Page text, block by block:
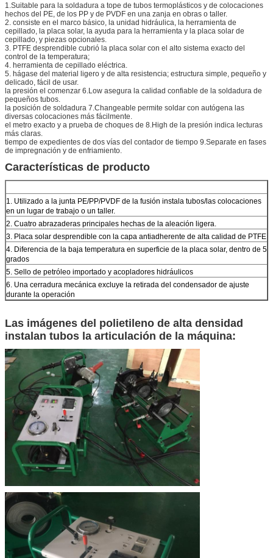
1.Suitable para la soldadura a tope de tubos termoplásticos y de colocaciones
hechos del PE, de los PP y de PVDF en una zanja en obras o taller.
2. consiste en el marco básico, la unidad hidráulica, la herramienta de
cepillado, la placa solar, la ayuda para la herramienta y la placa solar de
cepillado, y piezas opcionales.
3. PTFE desprendible cubrió la placa solar con el alto sistema exacto del
control de la temperatura;
4. herramienta de cepillado eléctrica.
5. hágase del material ligero y de alta resistencia; estructura simple, pequeño y
delicado, fácil de usar.
la presión el comenzar 6.Low asegura la calidad confiable de la soldadura de
pequeños tubos.
la posición de soldadura 7.Changeable permite soldar con autógena las
diversas colocaciones más fácilmente.
el metro exacto y a prueba de choques de 8.High de la presión indica lecturas
más claras.
tiempo de expedientes de dos vías del contador de tiempo 9.Separate en fases
de impregnación y de enfriamiento.
Características de producto
1. Utilizado a la junta PE/PP/PVDF de la fusión instala tubos/las colocaciones
en un lugar de trabajo o un taller.
2. Cuatro abrazaderas principales hechas de la aleación ligera.
3. Placa solar desprendible con la capa antiadherente de alta calidad de PTFE
4. Diferencia de la baja temperatura en superficie de la placa solar, dentro de 5
grados
5. Sello de petróleo importado y acopladores hidráulicos
6. Una cerradura mecánica excluye la retirada del condensador de ajuste
durante la operación
Las imágenes del polietileno de alta densidad
instalan tubos la articulación de la máquina: